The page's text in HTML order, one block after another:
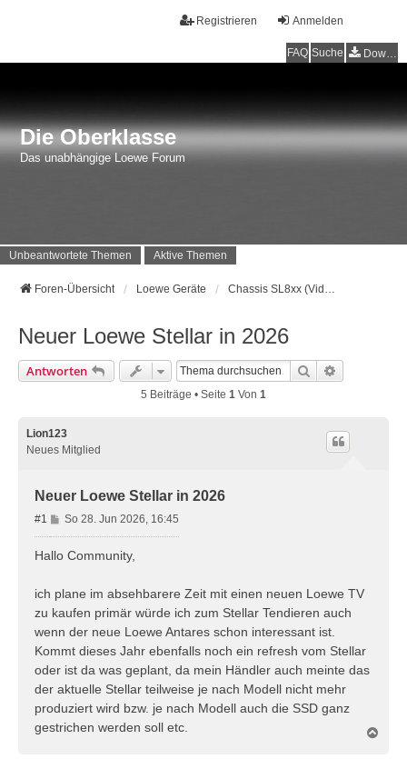
Anmelden
Registrieren
FAQ Suche Downloads
Die Oberklasse
Das unabhängige Loewe Forum
Unbeantwortete Themen Aktive Themen
Foren-Übersicht Loewe Geräte Chassis SL8xx (Vidaa) Baujahr 2024 - …
Neuer Loewe Stellar in 2026
Antworten Suche
5 Beiträge • Seite 1 Von 1
Lion123
Neues Mitglied
Neuer Loewe Stellar in 2026
#1
B
e
a
g
So 28. Jun 2026, 16:45
Hallo Community,
ich plane im absehbarere Zeit mit einen neuen Loewe TV
zu kaufen primär würde ich zum Stellar Tendieren auch
wenn der neue Loewe Antares schon interessant ist.
Kommt dieses Jahr ebenfalls noch ein refresh vom Stellar
oder ist da was geplant, da mein Händler auch meinte das
der aktuelle Stellar teilweise je nach Modell nicht mehr
produziert wird bzw. je nach Modell auch die SSD ganz
gestrichen werden soll etc.